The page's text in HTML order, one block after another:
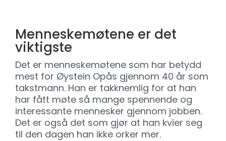
Menneskemøtene er det
viktigste
Det er menneskemøtene som har betydd
mest for Øystein Opås gjennom 40 år som
takstmann. Han er takknemlig for at han
har fått møte så mange spennende og
interessante mennesker gjennom jobben.
Det er også det som gjør at han kvier seg
til den dagen han ikke orker mer.